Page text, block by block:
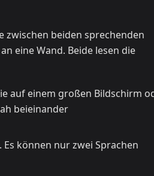
beiden sprechenden
eine Wand. Beide lesen die
auf einem großen Bildschirm
beieinander
können nur zwei Sprachen